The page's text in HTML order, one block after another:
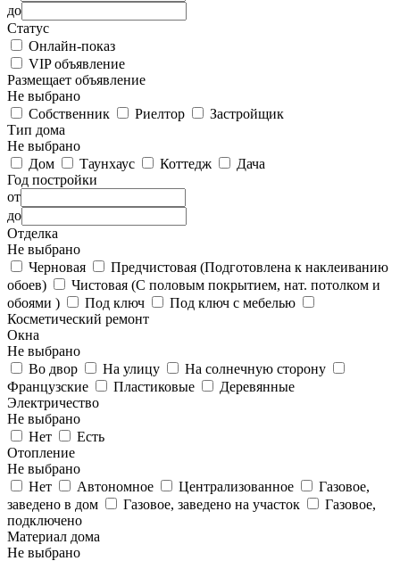
до
Статус
Онлайн-показ
VIP объявление
Размещает объявление
Не выбрано
Собственник
Риелтор
Застройщик
Тип дома
Не выбрано
Дом
Таунхаус Коттедж
Дача
Год постройки
от
до
Отделка
Не выбрано
Черновая
Предчистовая (Подготовлена к наклеиванию
обоев)
Чистовая (С половым покрытием, нат. потолком и
обоями )
Под ключ
Под ключ с мебелью
Косметический ремонт
Окна
Не выбрано
Во двор
На улицу
На солнечную сторону
Французские
Пластиковые
Деревянные
Электричество
Не выбрано
Нет
Есть
Отопление
Не выбрано
Нет
Автономное Централизованное
Газовое,
заведено в дом
Газовое, заведено на участок
Газовое,
подключено
Материал дома
Не выбрано